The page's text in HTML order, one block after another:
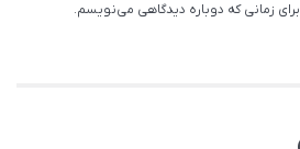
زمانی که دوباره دیدگاهی می‌نویسم.